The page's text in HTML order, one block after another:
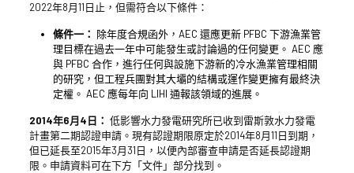
2022年8月11日止，但需符合以下條件：
條件一： 除年度合規函外，AEC 還應更新 PFBC 下游漁業管
理目標在過去一年中可能發生或討論過的任何變更。 AEC 應
與 PFBC 合作，進行任何與設施下游新的冷水漁業管理相關
的研究，但工程兵團對其大壩的結構或運作變更擁有最終決
定權。 AEC 應每年向 LIHI 通報該領域的進展。
2014年6月4日： 低影響水力發電研究所已收到雷斯敦水力發電
計畫第二期認證申請。現有認證期限原定於2014年8月11日到期，
但已延長至2015年3月31日，以便內部審查申請是否延長認證期
限。申請資料可在下方「文件」部分找到。